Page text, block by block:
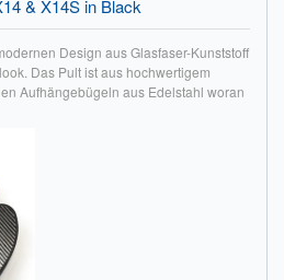
& X14S in Black
Design aus Glasfaser-Kunststoff
Das Pult ist aus hochwertigem
Aufhängebügeln aus Edelstahl woran